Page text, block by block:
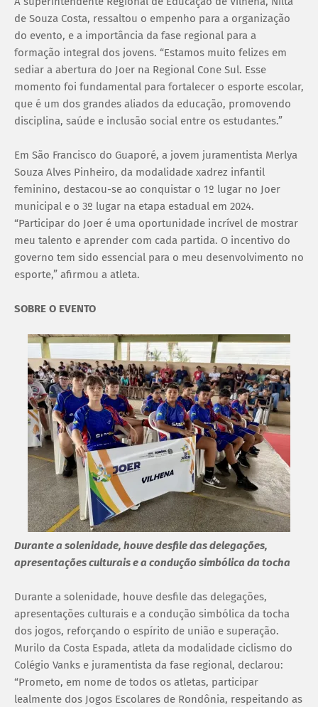
de Souza Costa, ressaltou o empenho para a organização
do evento, e a importância da fase regional para a
formação integral dos jovens. “Estamos muito felizes em
sediar a abertura do Joer na Regional Cone Sul. Esse
momento foi fundamental para fortalecer o esporte escolar,
que é um dos grandes aliados da educação, promovendo
disciplina, saúde e inclusão social entre os estudantes.”
Em São Francisco do Guaporé, a jovem juramentista Merlya
Souza Alves Pinheiro, da modalidade xadrez infantil
feminino, destacou-se ao conquistar o 1º lugar no Joer
municipal e o 3º lugar na etapa estadual em 2024.
“Participar do Joer é uma oportunidade incrível de mostrar
meu talento e aprender com cada partida. O incentivo do
governo tem sido essencial para o meu desenvolvimento no
esporte,” afirmou a atleta.
SOBRE O EVENTO
Durante a solenidade, houve desfile das delegações,
apresentações culturais e a condução simbólica da tocha
Durante a solenidade, houve desfile das delegações,
apresentações culturais e a condução simbólica da tocha
dos jogos, reforçando o espírito de união e superação.
Murilo da Costa Espada, atleta da modalidade ciclismo do
Colégio Vanks e juramentista da fase regional, declarou:
“Prometo, em nome de todos os atletas, participar
lealmente dos Jogos Escolares de Rondônia, respeitando as